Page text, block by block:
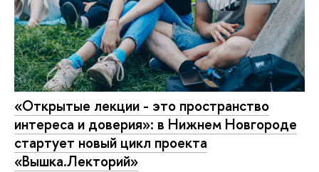
«Открытые лекции - это пространство
интереса и доверия»: в Нижнем Новгороде
стартует новый цикл проекта
«Вышка.Лекторий»